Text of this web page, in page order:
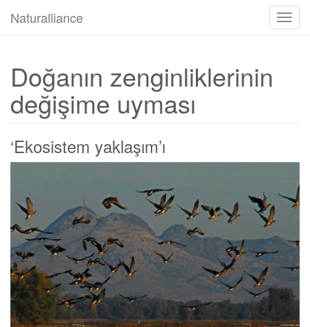
aç/
Naturalliance
Doğanın zenginliklerinin
değişime uyması
‘Ekosistem yaklaşım’ı